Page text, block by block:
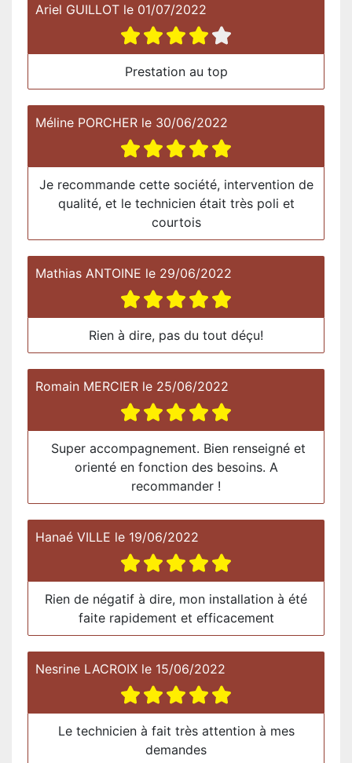
Ariel GUILLOT le 01/07/2022
Prestation au top
Méline PORCHER le 30/06/2022
Je recommande cette société, intervention de
qualité, et le technicien était très poli et
courtois
Mathias ANTOINE le 29/06/2022
Rien à dire, pas du tout déçu!
Romain MERCIER le 25/06/2022
Super accompagnement. Bien renseigné et
orienté en fonction des besoins. A
recommander !
Hanaé VILLE le 19/06/2022
Rien de négatif à dire, mon installation à été
faite rapidement et efficacement
Nesrine LACROIX le 15/06/2022
Le technicien à fait très attention à mes
demandes